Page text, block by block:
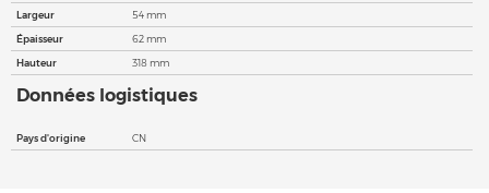
Largeur
54 mm
Épaisseur
62 mm
Hauteur
318 mm
Données logistiques
Pays d'origine CN